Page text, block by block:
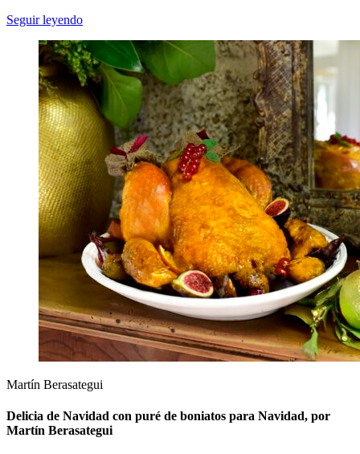
Seguir leyendo
Martín Berasategui
Delicia de Navidad con puré de boniatos para Navidad, por
Martín Berasategui